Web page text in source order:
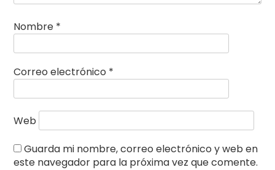
Nombre *
Correo electrónico *
Web
Guarda mi nombre, correo electrónico y web en
este navegador para la próxima vez que comente.